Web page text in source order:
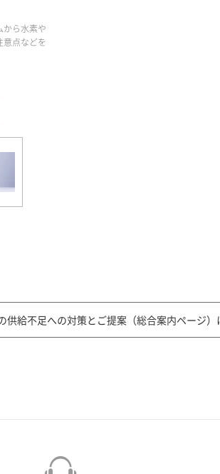
から水素や
意点などを
供給不足への対策とご提案（総合案内ページ）